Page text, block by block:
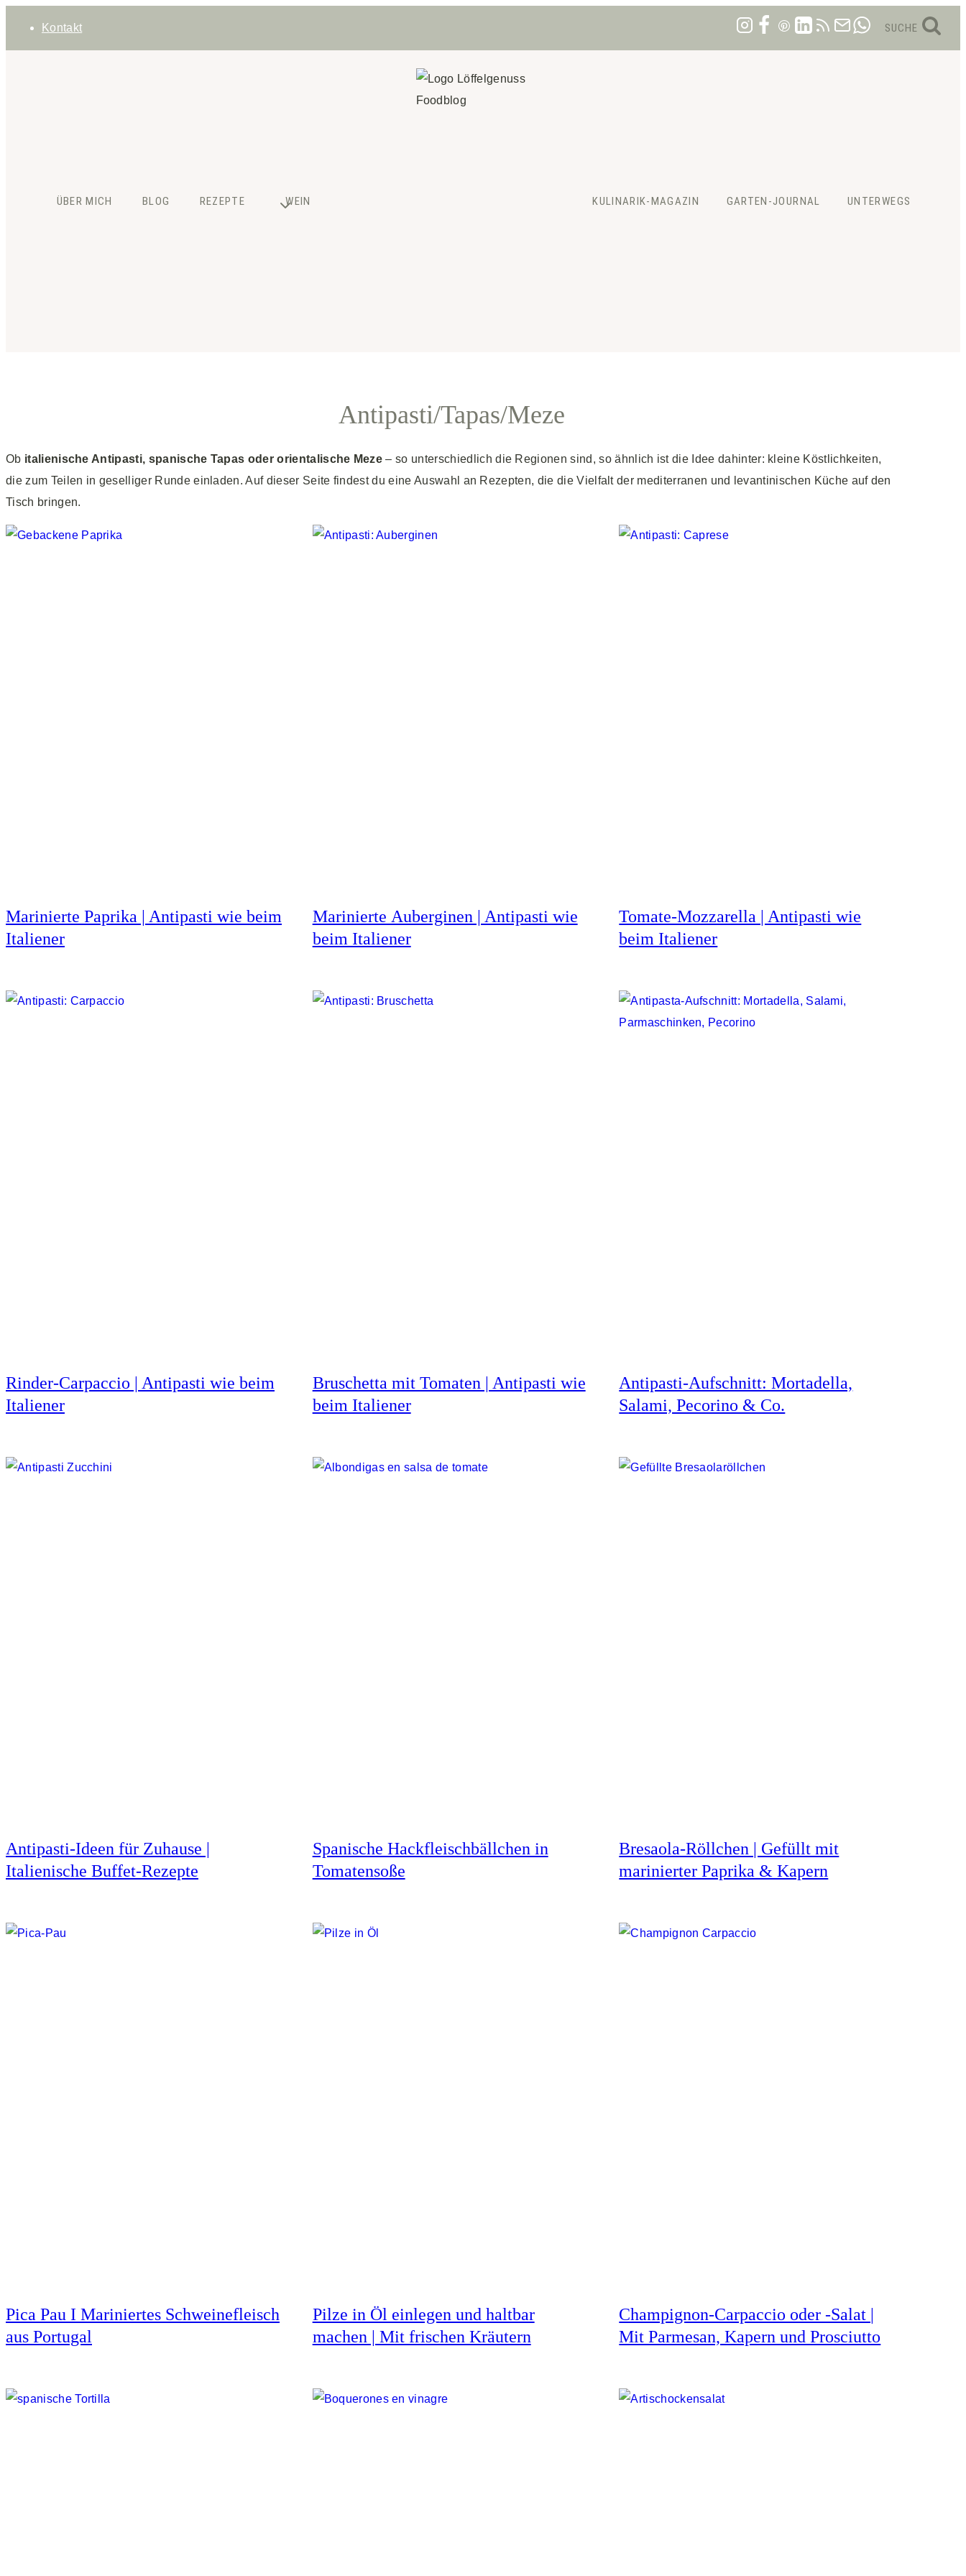
Kontakt SUCHE
ÜBER MICH BLOG REZEPTE WEIN KULINARIK-MAGAZIN GARTEN-JOURNAL UNTERWEGS
Antipasti/Tapas/Meze
Ob italienische Antipasti, spanische Tapas oder orientalische Meze – so unterschiedlich die Regionen sind, so ähnlich ist die Idee dahinter: kleine Köstlichkeiten,
die zum Teilen in geselliger Runde einladen. Auf dieser Seite findest du eine Auswahl an Rezepten, die die Vielfalt der mediterranen und levantinischen Küche auf den
Tisch bringen.
Marinierte Paprika | Antipasti wie beim
Italiener
Marinierte Auberginen | Antipasti wie
beim Italiener
Tomate-Mozzarella | Antipasti wie
beim Italiener
Rinder-Carpaccio | Antipasti wie beim
Italiener
Bruschetta mit Tomaten | Antipasti wie
beim Italiener
Antipasti-Aufschnitt: Mortadella,
Salami, Pecorino & Co.
Antipasti-Ideen für Zuhause |
Italienische Buffet-Rezepte
Spanische Hackfleischbällchen in
Tomatensoße
Bresaola-Röllchen | Gefüllt mit
marinierter Paprika & Kapern
Pica Pau I Mariniertes Schweinefleisch
aus Portugal
Pilze in Öl einlegen und haltbar
machen | Mit frischen Kräutern
Champignon-Carpaccio oder -Salat |
Mit Parmesan, Kapern und Prosciutto